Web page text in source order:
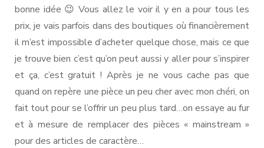
bonne idée 😉 Vous allez le voir il y en a pour tous les
prix, je vais parfois dans des boutiques où financièrement
il m’est impossible d’acheter quelque chose, mais ce que
je trouve bien c’est qu’on peut aussi y aller pour s’inspirer
et ça, c’est gratuit ! Après je ne vous cache pas que
quand on repère une pièce un peu cher avec mon chéri, on
fait tout pour se l’offrir un peu plus tard…on essaye au fur
et à mesure de remplacer des pièces « mainstream »
pour des articles de caractère…